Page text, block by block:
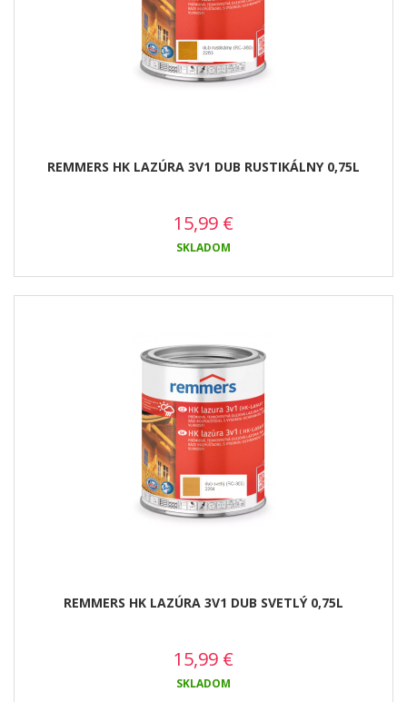
REMMERS HK LAZÚRA 3V1 DUB RUSTIKÁLNY 0,75L
15,99 €
SKLADOM
REMMERS HK LAZÚRA 3V1 DUB SVETLÝ 0,75L
15,99 €
SKLADOM